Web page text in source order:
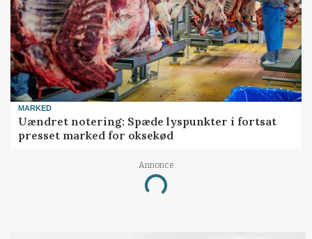
MARKED
Uændret notering: Spæde lyspunkter i fortsat
presset marked for oksekød
Annonce
Loading...